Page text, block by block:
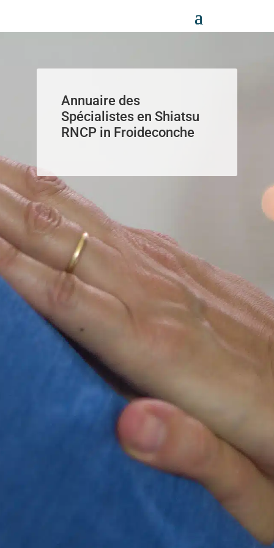
Annuaire des
Spécialistes en Shiatsu
RNCP in Froideconche